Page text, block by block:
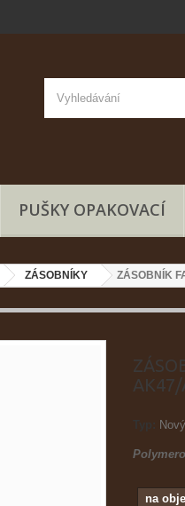
PUŠKY OPAKOVACÍ
ZÁSOBNÍKY ZÁSOBNÍK
AK47/
na